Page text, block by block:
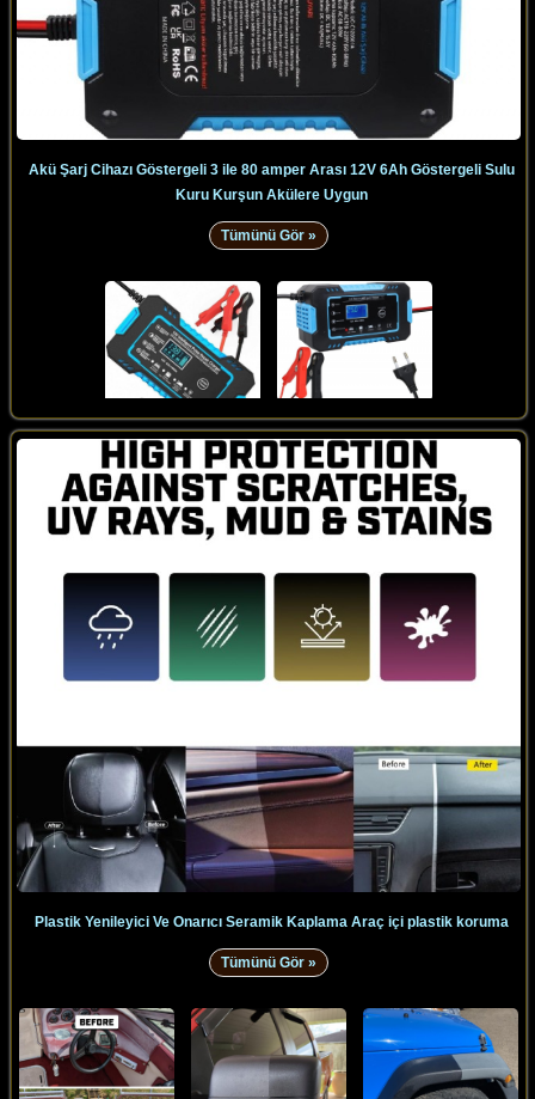
Akü Şarj Cihazı Göstergeli 3 ile 80 amper Arası 12V 6Ah Göstergeli Sulu
Kuru Kurşun Akülere Uygun
Tümünü Gör »
Plastik Yenileyici Ve Onarıcı Seramik Kaplama Araç içi plastik koruma
Tümünü Gör »